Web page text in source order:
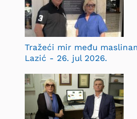
Tražeći mir među
Lazić - 26. jul 2026.